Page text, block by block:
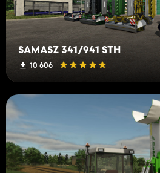
SAMASZ 341/941 STH
10 606